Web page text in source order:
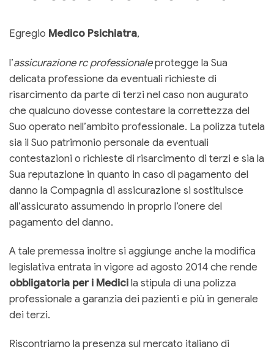
Egregio Medico Psichiatra,
l’assicurazione rc professionaleprotegge la Sua
delicata professione da eventuali richieste di
risarcimento da parte di terzi nel caso non augurato
che qualcuno dovesse contestare la correttezza del
Suo operato nell’ambito professionale. La polizza tutela
sia il Suo patrimonio personale da eventuali
contestazioni o richieste di risarcimento di terzi e sia la
Sua reputazione in quanto in caso di pagamento del
danno la Compagnia di assicurazione si sostituisce
all’assicurato assumendo in proprio l’onere del
pagamento del danno.
A tale premessa inoltre si aggiunge anche la modifica
legislativa entrata in vigore ad agosto 2014 che rende
obbligatoria per i Medicila stipula di una polizza
professionale a garanzia dei pazienti e più in generale
dei terzi.
Riscontriamo la presenza sul mercato italiano di